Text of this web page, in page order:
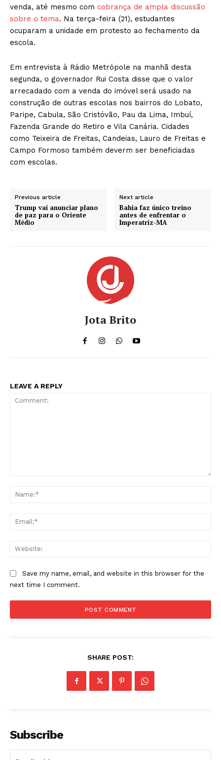
venda, até mesmo com cobrança de ampla discussão
sobre o tema. Na terça-feira (21), estudantes
ocuparam a unidade em protesto ao fechamento da
escola.
Em entrevista à Rádio Metrópole na manhã desta
segunda, o governador Rui Costa disse que o valor
arrecadado com a venda do imóvel será usado na
construção de outras escolas nos bairros do Lobato,
Paripe, Cabula, São Cristóvão, Pau da Lima, Imbuí,
Fazenda Grande do Retiro e Vila Canária. Cidades
como Teixeira de Freitas, Candeias, Lauro de Freitas e
Campo Formoso também deverm ser beneficiadas
com escolas.
Previous article
Trump vai anunciar plano
de paz para o Oriente
Médio
Next article
Bahia faz único treino
antes de enfrentar o
Imperatriz-MA
Jota Brito
LEAVE A REPLY
Save my name, email, and website in this browser for the
next time I comment.
SHARE POST:
Subscribe